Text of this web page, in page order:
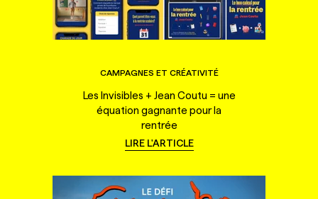
CAMPAGNES ET CRÉATIVITÉ
Les Invisibles + Jean Coutu = une
équation gagnante pour la
rentrée
LIRE L'ARTICLE